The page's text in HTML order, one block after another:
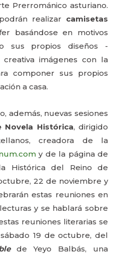
Prerrománico asturiano.
realizar camisetas
basándose en motivos
sus propios diseños -
imágenes con la
componer sus propios
a casa.
además, nuevas sesiones
Novela Histórica, dirigido
creadora de la
y de la página de
Histórica del Reino de
22 de noviembre y
estas reuniones en
y se hablará sobre
reuniones literarias se
19 de octubre, del
de Yeyo Balbás, una